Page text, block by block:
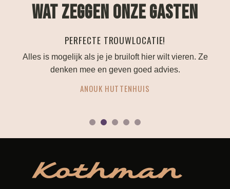
WAT ZEGGEN ONZE GASTEN
PERFECTE TROUWLOCATIE!
Alles is mogelijk als je je bruiloft hier wilt vieren. Ze
denken mee en geven goed advies.
ANOUK HUTTENHUIS